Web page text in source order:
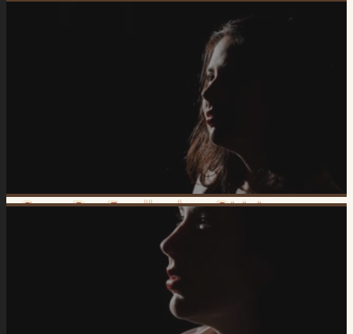
Como Dar Feedback ou Dirigir um
Locutor de Locução Publicitária